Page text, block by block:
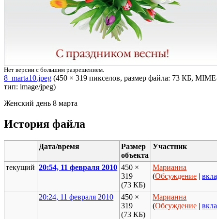
Нет версии с большим разрешением.
8_marta10.jpeg (450 × 319 пикселов, размер файла: 73 КБ,
тип: image/jpeg)
Женский день 8 марта
История файла
Дата/время
Размер
объекта
Участник
текущий 20:54, 11 февраля 2010 450 ×
319
(73 КБ)
Марианна
(Обсуждение |
20:24, 11 февраля 2010
450 ×
319
(73 КБ)
Марианна
(Обсуждение |